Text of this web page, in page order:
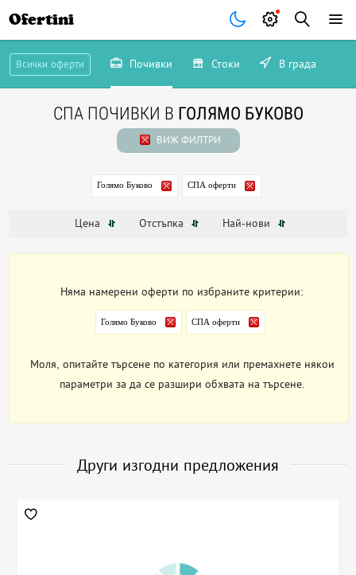
Ofertini
Всички оферти Почивки Стоки В града
СПА ПОЧИВКИ В ГОЛЯМО БУКОВО
ВИЖ ФИЛТРИ
Голямо Буково СПА оферти
Цена Отстъпка Най-нови
Няма намерени оферти по избраните критерии:
Голямо Буково СПА оферти
Моля, опитайте търсене по категория или премахнете някои
параметри за да се разшири обхвата на търсене.
Други изгодни предложения